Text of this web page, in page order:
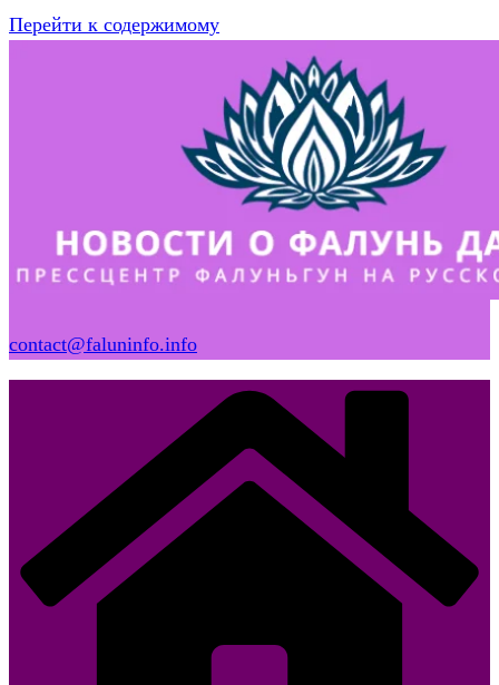
Перейти к содержимому
contact@faluninfo.info